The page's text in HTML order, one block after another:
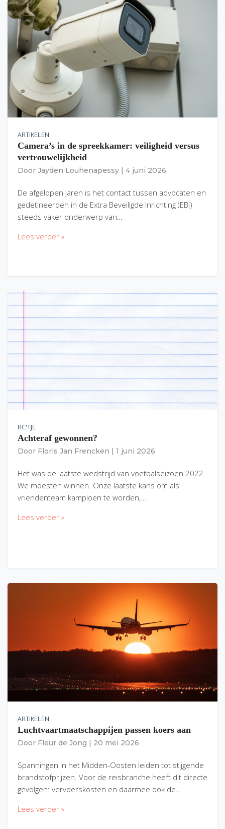
ARTIKELEN
Camera’s in de spreekkamer: veiligheid versus
vertrouwelijkheid
Door Jayden Louhenapessy 4 juni 2026
De afgelopen jaren is het contact tussen advocaten en
gedetineerden in de Extra Beveiligde Inrichting (EBI)
steeds vaker onderwerp van…
Lees verder »
RC'TJE
Achteraf gewonnen?
Door Floris Jan Frencken 1 juni 2026
Het was de laatste wedstrijd van voetbalseizoen 2022.
We moesten winnen. Onze laatste kans om als
vriendenteam kampioen te worden,…
Lees verder »
ARTIKELEN
Luchtvaartmaatschappijen passen koers aan
Door Fleur de Jong 20 mei 2026
Spanningen in het Midden-Oosten leiden tot stijgende
brandstofprijzen. Voor de reisbranche heeft dit directe
gevolgen: vervoerskosten en daarmee ook de…
Lees verder »